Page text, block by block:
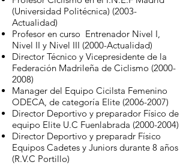
(Universidad Politécnica) (2003-
Actualidad)
Profesor en curso Entrenador Nivel I,
Nivel II y Nivel III (2000-Actualidad)
Director Técnico y Vicepresidente de la
Federación Madrileña de Ciclismo (2000-
2008)
Manager del Equipo Cicilsta Femenino
ODECA, de categoría Elite (2006-2007)
Director Deportivo y preparador Físico de
equipo Elite U.C Fuenlabrada (2000-2004)
Director Deportivo y preparadr Físico
Equipos Cadetes y Juniors durante 8 años
(R.V.C Portillo)